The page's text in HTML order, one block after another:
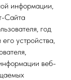
информации,
Сайта
год
устройства,
веб-